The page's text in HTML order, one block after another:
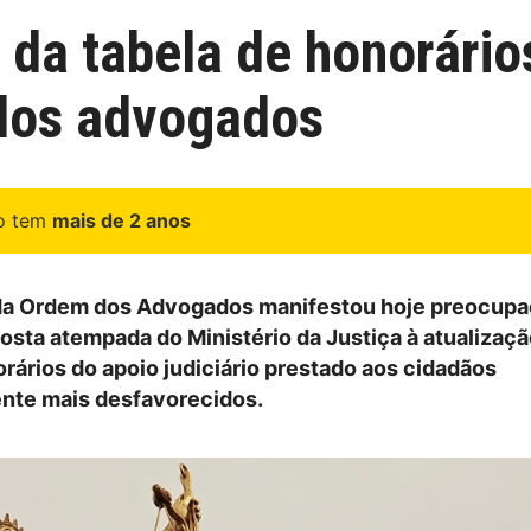
tabela de
advogados
tem mais de 2 anos
Ordem dos Advogados manifestou hoje
atempada do Ministério da Justiça à
do apoio judiciário prestado aos cidadãos
mais desfavorecidos.